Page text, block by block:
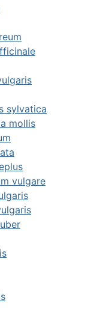
sylvatica
mollis
vulgare